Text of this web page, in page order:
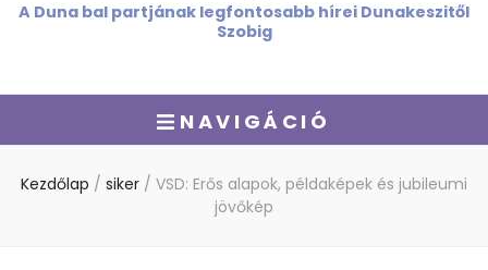
A Duna bal partjának legfontosabb hírei Dunakeszitől
Szobig
NAVIGÁCIÓ
Kezdőlap / siker / VSD: Erős alapok, példaképek és jubileumi
jövőkép